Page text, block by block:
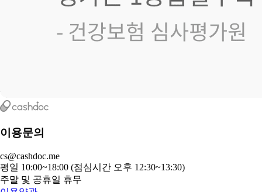
이용문의
cs@cashdoc.me
평일 10:00~18:00 (점심시간 오후 12:30~13:30)
주말 및 공휴일 휴무